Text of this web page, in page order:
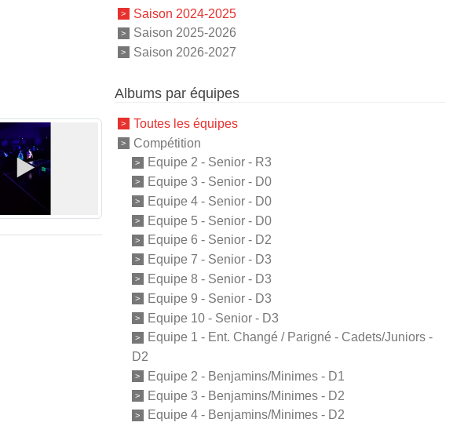
Saison 2024-2025
Saison 2025-2026
Saison 2026-2027
Albums par équipes
Toutes les équipes
Compétition
Equipe 2 - Senior - R3
Equipe 3 - Senior - D0
Equipe 4 - Senior - D0
Equipe 5 - Senior - D0
Equipe 6 - Senior - D2
Equipe 7 - Senior - D3
Equipe 8 - Senior - D3
Equipe 9 - Senior - D3
Equipe 10 - Senior - D3
Equipe 1 - Ent. Changé / Parigné - Cadets/Juniors -
D2
Equipe 2 - Benjamins/Minimes - D1
Equipe 3 - Benjamins/Minimes - D2
Equipe 4 - Benjamins/Minimes - D2